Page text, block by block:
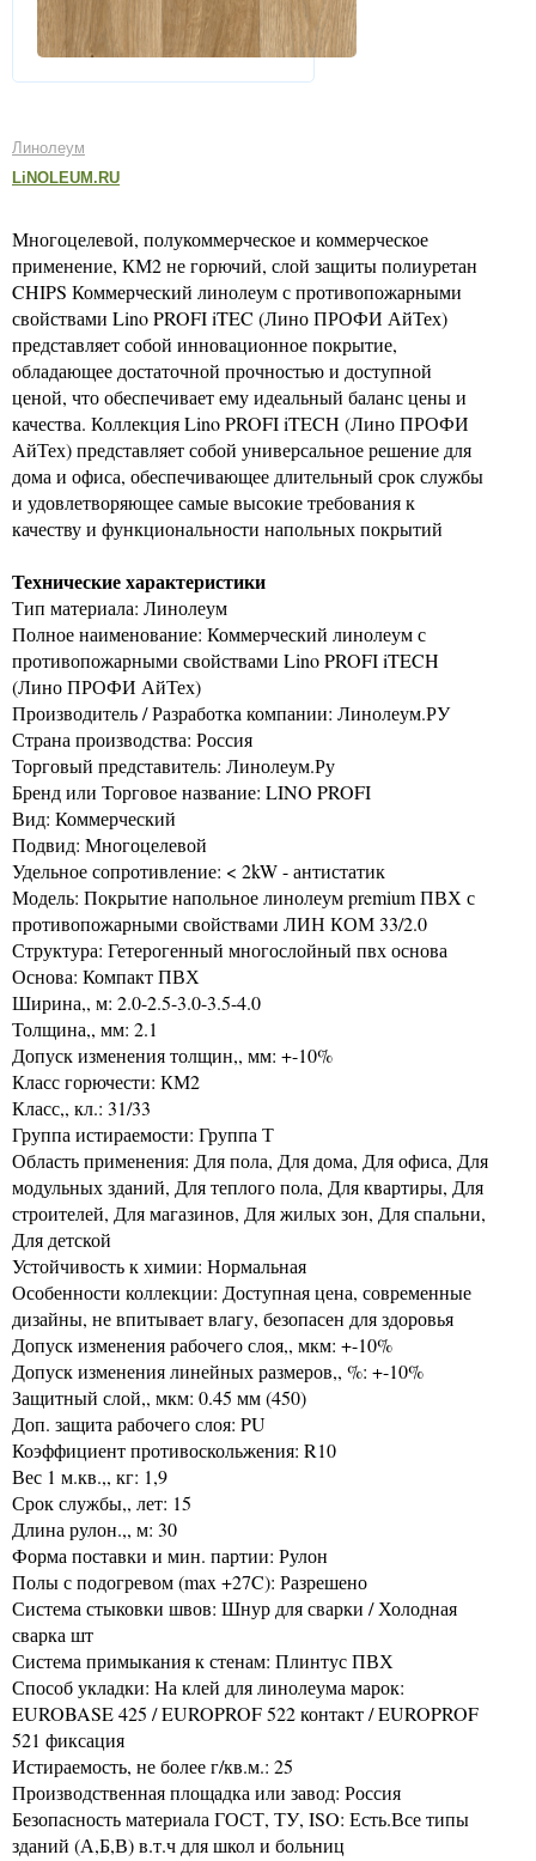
Линолеум
LiNOLEUM.RU
Многоцелевой, полукоммерческое и коммерческое
применение, КМ2 не горючий, слой защиты полиуретан
CHIPS Коммерческий линолеум с противопожарными
свойствами Lino PROFI iTEC (Лино ПРОФИ АйТех)
представляет собой инновационное покрытие,
обладающее достаточной прочностью и доступной
ценой, что обеспечивает ему идеальный баланс цены и
качества. Коллекция Lino PROFI iTECH (Лино ПРОФИ
АйТех) представляет собой универсальное решение для
дома и офиса, обеспечивающее длительный срок службы
и удовлетворяющее самые высокие требования к
качеству и функциональности напольных покрытий
Технические характеристики
Тип материала: Линолеум
Полное наименование: Коммерческий линолеум с
противопожарными свойствами Lino PROFI iTECH
(Лино ПРОФИ АйТех)
Производитель / Разработка компании: Линолеум.РУ
Страна производства: Россия
Торговый представитель: Линолеум.Ру
Бренд или Торговое название: LINO PROFI
Вид: Коммерческий
Подвид: Многоцелевой
Удельное сопротивление: < 2kW - антистатик
Модель: Покрытие напольное линолеум premium ПВХ с
противопожарными свойствами ЛИН КОМ 33/2.0
Структура: Гетерогенный многослойный пвх основа
Основа: Компакт ПВХ
Ширина,, м: 2.0-2.5-3.0-3.5-4.0
Толщина,, мм: 2.1
Допуск изменения толщин,, мм: +-10%
Класс горючести: КМ2
Класс,, кл.: 31/33
Группа истираемости: Группа Т
Область применения: Для пола, Для дома, Для офиса, Для
модульных зданий, Для теплого пола, Для квартиры, Для
строителей, Для магазинов, Для жилых зон, Для спальни,
Для детской
Устойчивость к химии: Нормальная
Особенности коллекции: Доступная цена, современные
дизайны, не впитывает влагу, безопасен для здоровья
Допуск изменения рабочего слоя,, мкм: +-10%
Допуск изменения линейных размеров,, %: +-10%
Защитный слой,, мкм: 0.45 мм (450)
Доп. защита рабочего слоя: PU
Коэффициент противоскольжения: R10
Вес 1 м.кв.,, кг: 1,9
Срок службы,, лет: 15
Длина рулон.,, м: 30
Форма поставки и мин. партии: Рулон
Полы с подогревом (max +27C): Разрешено
Система стыковки швов: Шнур для сварки / Холодная
сварка шт
Система примыкания к стенам: Плинтус ПВХ
Способ укладки: На клей для линолеума марок:
EUROBASE 425 / EUROPROF 522 контакт / EUROPROF
521 фиксация
Истираемость, не более г/кв.м.: 25
Производственная площадка или завод: Россия
Безопасность материала ГОСТ, ТУ, ISO: Есть.Все типы
зданий (А,Б,В) в.т.ч для школ и больниц